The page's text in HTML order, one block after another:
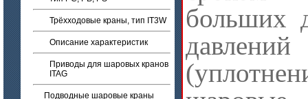
Трёхходовые краны, тип IT3W
Описание характеристик
Приводы для шаровых кранов
ITAG
Подводные шаровые краны
больших